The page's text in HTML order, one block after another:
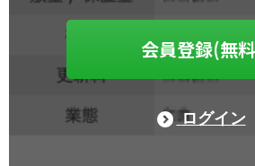
会員登録(無
ログイン